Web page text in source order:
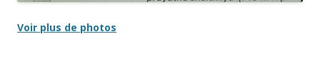
Voir plus de photos